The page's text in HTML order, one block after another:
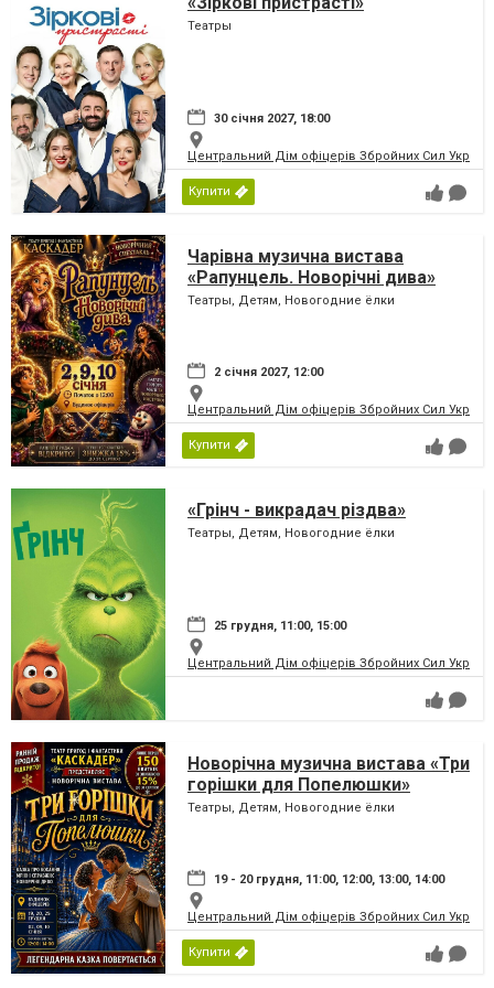
Театры
30 січня 2027, 18:00
Центральний Дім офіцерів Збройних Сил
Купити
Чарівна музична вистава
«Рапунцель. Новорічні дива»
Театры, Детям, Новогодние ёлки
2 січня 2027, 12:00
Центральний Дім офіцерів Збройних Сил
Купити
«Грінч - викрадач різдва»
Театры, Детям, Новогодние ёлки
25 грудня, 11:00, 15:00
Центральний Дім офіцерів Збройних Сил
Новорічна музична вистава «Три
горішки для Попелюшки»
Театры, Детям, Новогодние ёлки
19 - 20 грудня, 11:00, 12:00, 13:00, 14:00
Центральний Дім офіцерів Збройних Сил
Купити